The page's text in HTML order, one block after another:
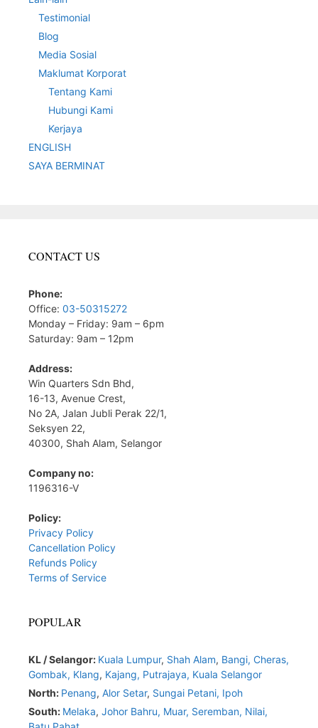
Testimonial
Blog
Media Sosial
Maklumat Korporat
Tentang Kami
Hubungi Kami
Kerjaya
ENGLISH
SAYA BERMINAT
CONTACT US
Phone:
Office: 03-50315272
Monday – Friday: 9am – 6pm
Saturday: 9am – 12pm
Address:
Win Quarters Sdn Bhd,
16-13, Avenue Crest,
No 2A, Jalan Jubli Perak 22/1,
Seksyen 22,
40300, Shah Alam, Selangor
Company no:
1196316-V
Policy:
Privacy Policy
Cancellation Policy
Refunds Policy
Terms of Service
POPULAR
KL / Selangor: Kuala Lumpur, Shah Alam, Bangi, Cheras,
Gombak, Klang, Kajang, Putrajaya, Kuala Selangor
North: Penang, Alor Setar, Sungai Petani, Ipoh
South: Melaka, Johor Bahru, Muar, Seremban, Nilai,